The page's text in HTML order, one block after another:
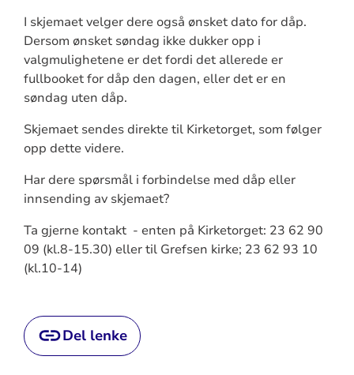
I skjemaet velger dere også ønsket dato for dåp.
Dersom ønsket søndag ikke dukker opp i
valgmulighetene er det fordi det allerede er
fullbooket for dåp den dagen, eller det er en
søndag uten dåp.
Skjemaet sendes direkte til Kirketorget, som følger
opp dette videre.
Har dere spørsmål i forbindelse med dåp eller
innsending av skjemaet?
Ta gjerne kontakt - enten på Kirketorget: 23 62 90
09 (kl.8-15.30) eller til Grefsen kirke; 23 62 93 10
(kl.10-14)
Del lenke